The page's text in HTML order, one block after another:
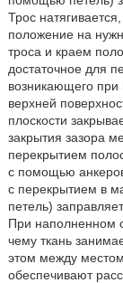
Трос
положение на
троса и краем
достаточное для
возникающего
верхней
плоскости
закрытия зазора
перекрытием
с помощью
с перекрытием в
петель)
При наполненном
чему ткань
этом между
обеспечивают